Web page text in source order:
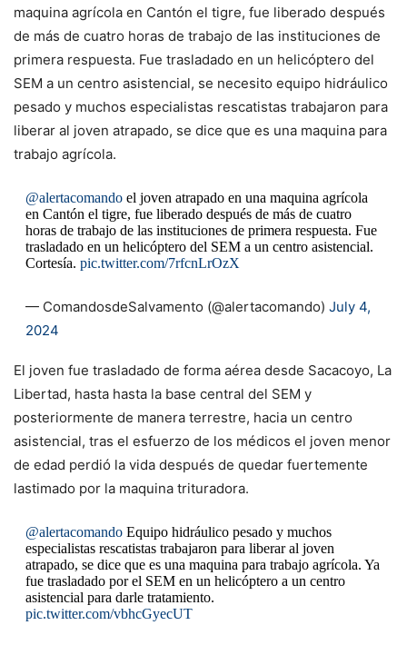
maquina agrícola en Cantón el tigre, fue liberado después
de más de cuatro horas de trabajo de las instituciones de
primera respuesta. Fue trasladado en un helicóptero del
SEM a un centro asistencial, se necesito equipo hidráulico
pesado y muchos especialistas rescatistas trabajaron para
liberar al joven atrapado, se dice que es una maquina para
trabajo agrícola.
@alertacomandoel joven atrapado en una maquina agrícola
en Cantón el tigre, fue liberado después de más de cuatro
horas de trabajo de las instituciones de primera respuesta. Fue
trasladado en un helicóptero del SEM a un centro asistencial.
Cortesía. pic.twitter.com/7rfcnLrOzX
— ComandosdeSalvamento (@alertacomando) July 4,
2024
El joven fue trasladado de forma aérea desde Sacacoyo, La
Libertad, hasta hasta la base central del SEM y
posteriormente de manera terrestre, hacia un centro
asistencial, tras el esfuerzo de los médicos el joven menor
de edad perdió la vida después de quedar fuertemente
lastimado por la maquina trituradora.
@alertacomandoEquipo hidráulico pesado y muchos
especialistas rescatistas trabajaron para liberar al joven
atrapado, se dice que es una maquina para trabajo agrícola. Ya
fue trasladado por el SEM en un helicóptero a un centro
asistencial para darle tratamiento.
pic.twitter.com/vbhcGyecUT